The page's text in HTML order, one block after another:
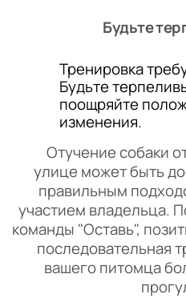
Будьте
Тренировка
Будьте
поощряйте
изменения.
Отучение собаки
улице может быть
правильным
участием владельца.
команды "Оставь",
последовательная
вашего питомца